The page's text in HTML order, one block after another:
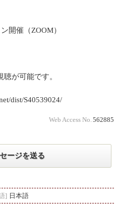
開催（ZOOM）
が可能です。
dist/S40539024/
Web Access No. 562885
ージを送る
] 日本語